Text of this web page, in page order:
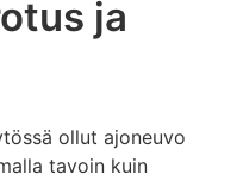
ja
ollut ajoneuvo
tavoin kuin